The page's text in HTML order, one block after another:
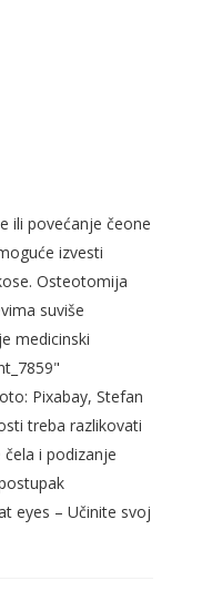
ili povećanje čeone
izvesti
Osteotomija
suviše
medicinski
Pixabay, Stefan
treba razlikovati
i podizanje
eyes – Učinite svoj